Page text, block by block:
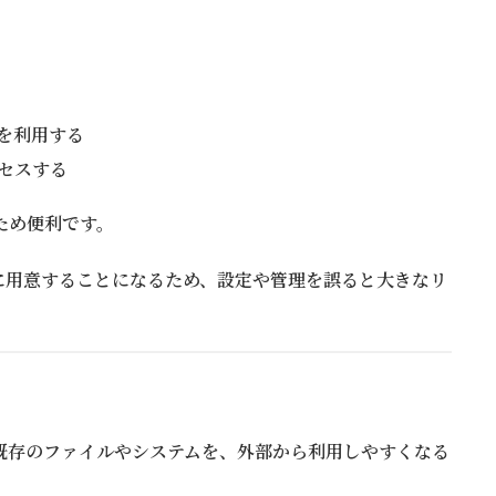
利用する
スする
便利です。
意することになるため、設定や管理を誤ると大きなリ
のファイルやシステムを、外部から利用しやすくなる